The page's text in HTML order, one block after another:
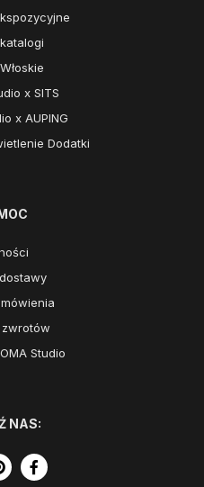
x SITS
x AUPING
Dodatki
Studio
NAS: